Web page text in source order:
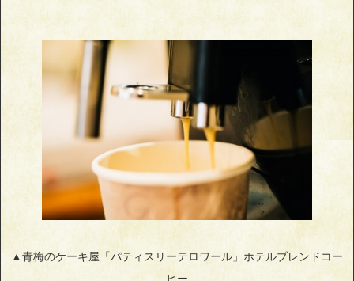
▲青梅のケーキ屋「パティスリーテロワール」ホテルブレンドコー